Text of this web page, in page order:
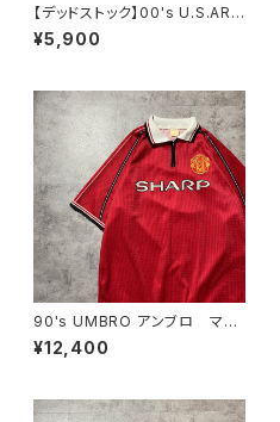
【デッドストック】00's U.S.ARM
Y アメリカ陸軍 ミリタリー ナ
イロンショーツ トレーニングパ
¥5,900
90's UMBRO アンブロ マン
チェスターユナイテッド イング
ランドプレミアリーグ ハーフジ
カーシャツ
¥12,400